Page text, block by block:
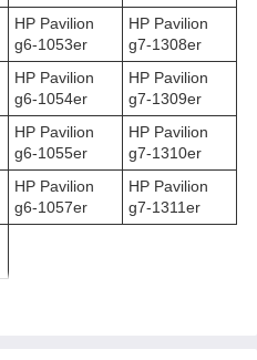
HP Pavilion
g6-1053er
HP Pavilion
g7-1308er
HP Pavilion
g6-1054er
HP Pavilion
g7-1309er
HP Pavilion
g6-1055er
HP Pavilion
g7-1310er
HP Pavilion
g6-1057er
HP Pavilion
g7-1311er